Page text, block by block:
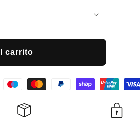
carrito